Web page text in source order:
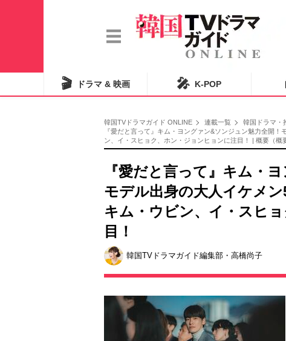
🎬 ドラマ & 映画 🎤 K-POP
韓国TVドラマガイド ONLINE 連載一覧
韓国ドラマ・
『愛だと言って』キム・ヨングァン&ソンジュン魅力全開
ン、イ・スヒョク、ホン・ジョンヒョンに注目！ | 概要（概
『愛だと言って』キム・
モデル出身の大人イケメ
キム・ウビン、イ・スヒ
目！
韓国TVドラマガイド編集部・高橋尚子